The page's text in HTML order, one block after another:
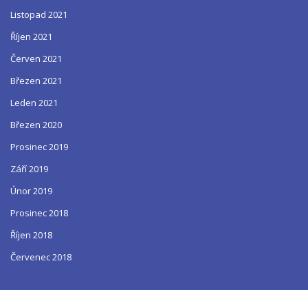
Listopad 2021
Říjen 2021
Červen 2021
Březen 2021
Leden 2021
Březen 2020
Prosinec 2019
Září 2019
Únor 2019
Prosinec 2018
Říjen 2018
Červenec 2018